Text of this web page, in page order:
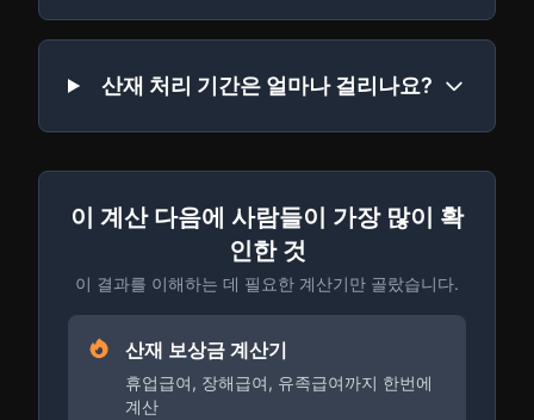
산재 처리 기간은 얼마나 걸리나요?
이 계산 다음에 사람들이 가장 많이 확
인한 것
이 결과를 이해하는 데 필요한 계산기만 골랐습니다.
산재 보상금 계산기
휴업급여, 장해급여, 유족급여까지 한번에
계산